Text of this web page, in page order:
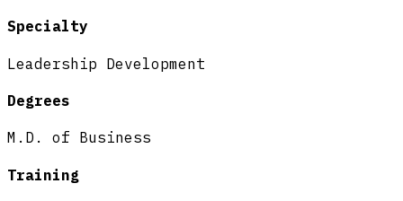
Specialty
Leadership Development
Degrees
M.D. of Business
Training